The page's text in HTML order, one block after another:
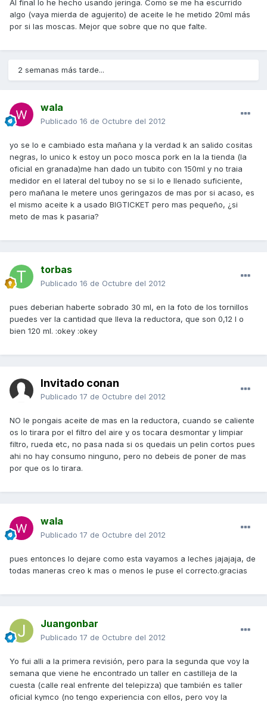
Al final lo he hecho usando jeringa. Como se me ha escurrido
algo (vaya mierda de agujerito) de aceite le he metido 20ml más
por si las moscas. Mejor que sobre que no que falte.
2 semanas más tarde...
wala
Publicado 16 de Octubre del 2012
yo se lo e cambiado esta mañana y la verdad k an salido cositas
negras, lo unico k estoy un poco mosca pork en la la tienda (la
oficial en granada)me han dado un tubito con 150ml y no traia
medidor en el lateral del tuboy no se si lo e llenado suficiente,
pero mañana le metere unos geringazos de mas por si acaso, es
el mismo aceite k a usado BIGTICKET pero mas pequeño, ¿si
meto de mas k pasaria?
torbas
Publicado 16 de Octubre del 2012
pues deberian haberte sobrado 30 ml, en la foto de los tornillos
puedes ver la cantidad que lleva la reductora, que son 0,12 l o
bien 120 ml. :okey :okey
Invitado conan
Publicado 17 de Octubre del 2012
NO le pongais aceite de mas en la reductora, cuando se caliente
os lo tirara por el filtro del aire y os tocara desmontar y limpiar
filtro, rueda etc, no pasa nada si os quedais un pelin cortos pues
ahi no hay consumo ninguno, pero no debeis de poner de mas
por que os lo tirara.
wala
Publicado 17 de Octubre del 2012
pues entonces lo dejare como esta vayamos a leches jajajaja, de
todas maneras creo k mas o menos le puse el correcto.gracias
Juangonbar
Publicado 17 de Octubre del 2012
Yo fui alli a la primera revisión, pero para la segunda que voy la
semana que viene he encontrado un taller en castilleja de la
cuesta (calle real enfrente del telepizza) que también es taller
oficial kymco (no tengo experiencia con ellos, pero voy la